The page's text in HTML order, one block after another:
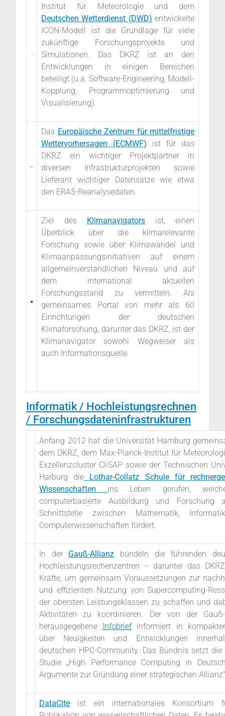
Institut für Meteorologie und dem
Deutschen Wetterdienst (DWD) entwickelte
ICON-Modell ist die Grundlage für viele
zukünftige Forschungsprojekte und
Simulationen. Das DKRZ ist an den
Entwicklungen in einigen Bereichen
beteiligt (u.a. Software-Engineering, Modell-
Kopplung, Programmoptimierung und
Visualisierung).
Das Europäische Zentrum für mittelfristige
Wettervorhersagen (ECMWF) ist für das
DKRZ ein wichtiger Projektpartner in
diversen Infrastrukturprojekten sowie
Lieferant wichtiger Datensätze wie etwa
den ERA5-Reanalysedaten.
Ziel des Klimanavigators ist, einen
Überblick über die klimarelevante
Forschung sowie über Klimawandel und
Klimaanpassungsinitiativen auf einem
allgemeinverständlichen Niveau und auf
dem international aktuellen
Forschungsstand zu vermitteln. Als
gemeinsames Portal von mehr als 60
Einrichtungen der deutschen
Klimaforschung, darunter das DKRZ, ist der
Klimanavigator sowohl Wegweiser als
auch Informationsquelle.
Informatik / Hochleistungsrechnen
/ Forschungsdateninfrastrukturen
Anfang 2012 hat die Universität Hamburg
dem DKRZ, dem Max-Planck-Institut für
Exzellenzcluster CliSAP sowie der Technischen
Harburg die
Lothar-Collatz Schule für
Wissenschaften
ins Leben gerufen,
computerbasierte Ausbildung und Forschung
Schnittstelle zwischen Mathematik,
Computerwissenschaften fördert.
In der Gauß-Allianz bündeln die führenden
Hochleistungsrechenzentren – darunter das
Kräfte, um gemeinsam Voraussetzungen zur
und effizienten Nutzung von Supercomputing-
der obersten Leistungsklassen zu schaffen und
Aktivitäten zu koordinieren. Der von der Gauß-
herausgegebene
Infobriefinformiert in
über Neuigkeiten und Entwicklungen
deutschen HPC-Community. Das Bündnis setzt die
Studie „High Performance Computing in
Argumente zur Gründung einer strategischen
DataCite
ist ein internationales Konsortium